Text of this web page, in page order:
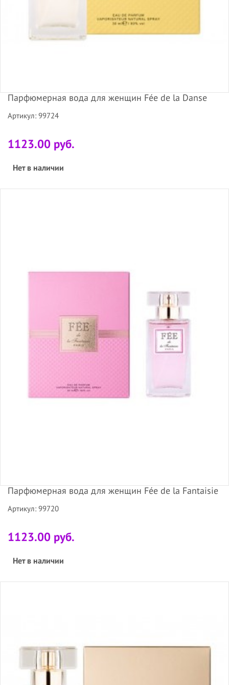
Парфюмерная вода для женщин Fée de la Danse
Артикул: 99724
1123.00 руб.
Нет в наличии
Парфюмерная вода для женщин Fée de la Fantaisie
Артикул: 99720
1123.00 руб.
Нет в наличии